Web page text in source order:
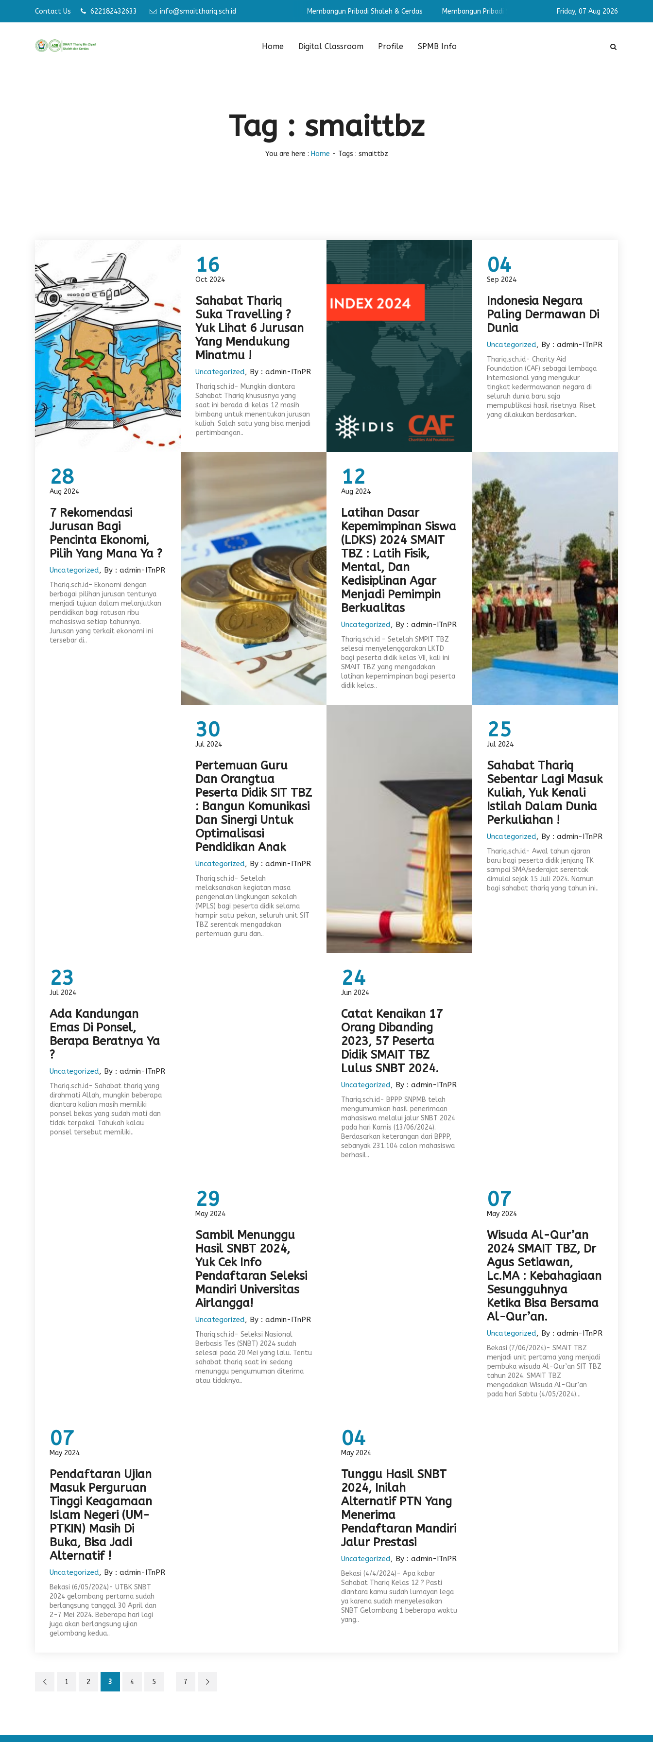
Contact Us 622182432633 info@smaitthariq.sch.id
Membangun Pribadi Shaleh & Cerdas Membangun Pribadi Shaleh & Cerdas Membangun Pribadi Shaleh & Cerdas Membangun Pribadi Shaleh & Cerdas
Friday, 07 Aug 2026
Home Digital Classroom Profile SPMB Info
Tag : smaittbz
You are here : Home - Tags : smaittbz
16
Oct 2024
Sahabat Thariq
Suka Travelling ?
Yuk Lihat 6 Jurusan
Yang Mendukung
Minatmu !
Uncategorized, By : admin-ITnPR
Thariq.sch.id- Mungkin diantara
Sahabat Thariq khususnya yang
saat ini berada di kelas 12 masih
bimbang untuk menentukan jurusan
kuliah. Salah satu yang bisa menjadi
pertimbangan..
04
Sep 2024
Indonesia Negara
Paling Dermawan Di
Dunia
Uncategorized, By : admin-ITnPR
Thariq.sch.id- Charity Aid
Foundation (CAF) sebagai lembaga
Internasional yang mengukur
tingkat kedermawanan negara di
seluruh dunia baru saja
mempublikasi hasil risetnya. Riset
yang dilakukan berdasarkan..
28
Aug 2024
7 Rekomendasi
Jurusan Bagi
Pencinta Ekonomi,
Pilih Yang Mana Ya ?
Uncategorized, By : admin-ITnPR
Thariq.sch.id– Ekonomi dengan
berbagai pilihan jurusan tentunya
menjadi tujuan dalam melanjutkan
pendidikan bagi ratusan ribu
mahasiswa setiap tahunnya.
Jurusan yang terkait ekonomi ini
tersebar di..
12
Aug 2024
Latihan Dasar
Kepemimpinan Siswa
(LDKS) 2024 SMAIT
TBZ : Latih Fisik,
Mental, Dan
Kedisiplinan Agar
Menjadi Pemimpin
Berkualitas
Uncategorized, By : admin-ITnPR
Thariq.sch.id – Setelah SMPIT TBZ
selesai menyelenggarakan LKTD
bagi peserta didik kelas VII, kali ini
SMAIT TBZ yang mengadakan
latihan kepemimpinan bagi peserta
didik kelas..
30
Jul 2024
Pertemuan Guru
Dan Orangtua
Peserta Didik SIT TBZ
: Bangun Komunikasi
Dan Sinergi Untuk
Optimalisasi
Pendidikan Anak
Uncategorized, By : admin-ITnPR
Thariq.sch.id- Setelah
melaksanakan kegiatan masa
pengenalan lingkungan sekolah
(MPLS) bagi peserta didik selama
hampir satu pekan, seluruh unit SIT
TBZ serentak mengadakan
pertemuan guru dan..
25
Jul 2024
Sahabat Thariq
Sebentar Lagi Masuk
Kuliah, Yuk Kenali
Istilah Dalam Dunia
Perkuliahan !
Uncategorized, By : admin-ITnPR
Thariq.sch.id- Awal tahun ajaran
baru bagi peserta didik jenjang TK
sampai SMA/sederajat serentak
dimulai sejak 15 Juli 2024. Namun
bagi sahabat thariq yang tahun ini..
23
Jul 2024
Ada Kandungan
Emas Di Ponsel,
Berapa Beratnya Ya
?
Uncategorized, By : admin-ITnPR
Thariq.sch.id- Sahabat thariq yang
dirahmati Allah, mungkin beberapa
diantara kalian masih memiliki
ponsel bekas yang sudah mati dan
tidak terpakai. Tahukah kalau
ponsel tersebut memiliki..
24
Jun 2024
Catat Kenaikan 17
Orang Dibanding
2023, 57 Peserta
Didik SMAIT TBZ
Lulus SNBT 2024.
Uncategorized, By : admin-ITnPR
Thariq.sch.id- BPPP SNPMB telah
mengumumkan hasil penerimaan
mahasiswa melalui jalur SNBT 2024
pada hari Kamis (13/06/2024).
Berdasarkan keterangan dari BPPP,
sebanyak 231.104 calon mahasiswa
berhasil..
29
May 2024
Sambil Menunggu
Hasil SNBT 2024,
Yuk Cek Info
Pendaftaran Seleksi
Mandiri Universitas
Airlangga!
Uncategorized, By : admin-ITnPR
Thariq.sch.id- Seleksi Nasional
Berbasis Tes (SNBT) 2024 sudah
selesai pada 20 Mei yang lalu. Tentu
sahabat thariq saat ini sedang
menunggu pengumuman diterima
atau tidaknya..
07
May 2024
Wisuda Al-Qur’an
2024 SMAIT TBZ, Dr
Agus Setiawan,
Lc.MA : Kebahagiaan
Sesungguhnya
Ketika Bisa Bersama
Al-Qur’an.
Uncategorized, By : admin-ITnPR
Bekasi (7/06/2024)- SMAIT TBZ
menjadi unit pertama yang menjadi
pembuka wisuda Al-Qur’an SIT TBZ
tahun 2024. SMAIT TBZ
mengadakan Wisuda Al-Qur’an
pada hari Sabtu (4/05/2024)...
07
May 2024
Pendaftaran Ujian
Masuk Perguruan
Tinggi Keagamaan
Islam Negeri (UM-
PTKIN) Masih Di
Buka, Bisa Jadi
Alternatif !
Uncategorized, By : admin-ITnPR
Bekasi (6/05/2024)- UTBK SNBT
2024 gelombang pertama sudah
berlangsung tanggal 30 April dan
2-7 Mei 2024. Beberapa hari lagi
juga akan berlangsung ujian
gelombang kedua..
04
May 2024
Tunggu Hasil SNBT
2024, Inilah
Alternatif PTN Yang
Menerima
Pendaftaran Mandiri
Jalur Prestasi
Uncategorized, By : admin-ITnPR
Bekasi (4/4/2024)- Apa kabar
Sahabat Thariq Kelas 12 ? Pasti
diantara kamu sudah lumayan lega
ya karena sudah menyelesaikan
SNBT Gelombang 1 beberapa waktu
yang..
1 2 3 4 5 7